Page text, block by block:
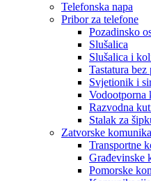
Telefonska napa
Pribor za telefone
Pozadinsko
Slušalica
Slušalica i
Tastatura
Svjetionik i
Vodootporna
Razvodna
Stalak za
Zatvorske
Transportne
Građevinske
Pomorske